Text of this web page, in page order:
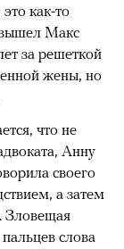
как-то
вышел Макс
за решеткой
жены, но
что не
Анну
своего
а затем
Зловещая
слова